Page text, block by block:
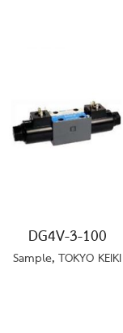
DG4V-3-100
Sample,TOKYO KEIKI